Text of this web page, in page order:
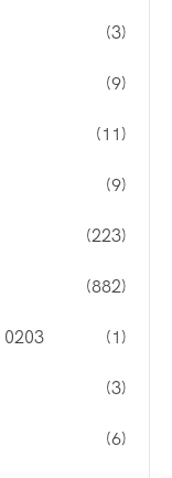
(3)
(9)
(11)
(9)
(223)
(882)
0203 (1)
(3)
(6)